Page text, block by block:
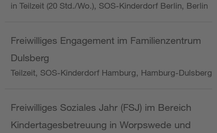
in Teilzeit (20 Std./Wo.), SOS-Kinderdorf Berlin, Berlin
Freiwilliges Engagement im Familienzentrum
Dulsberg
Teilzeit, SOS-Kinderdorf Hamburg, Hamburg-Dulsberg
Freiwilliges Soziales Jahr (FSJ) im Bereich
Kindertagesbetreuung in Worpswede und